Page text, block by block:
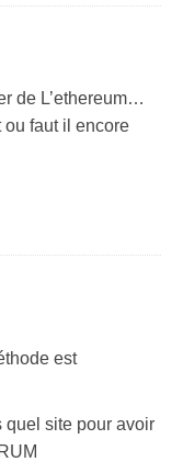
de L’ethereum…
ou faut il encore
est
quel site pour avoir